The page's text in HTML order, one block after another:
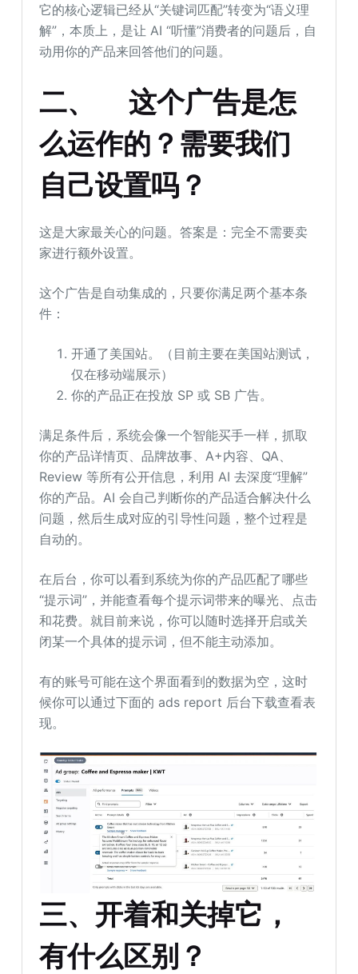
它的核心逻辑已经从“关键词匹配”转变为“语义理
解”，本质上，是让 AI “听懂”消费者的问题后，自
动用你的产品来回答他们的问题。
二、这个广告是怎
么运作的？需要我们
自己设置吗？
这是大家最关心的问题。答案是：完全不需要卖
家进行额外设置。
这个广告是自动集成的，只要你满足两个基本条
件：
开通了美国站。（目前主要在美国站测试，
仅在移动端展示）
你的产品正在投放 SP 或 SB 广告。
满足条件后，系统会像一个智能买手一样，抓取
你的产品详情页、品牌故事、A+内容、QA、
Review 等所有公开信息，利用 AI 去深度“理解”
你的产品。AI 会自己判断你的产品适合解决什么
问题，然后生成对应的引导性问题，整个过程是
自动的。
在后台，你可以看到系统为你的产品匹配了哪些
“提示词”，并能查看每个提示词带来的曝光、点击
和花费。就目前来说，你可以随时选择开启或关
闭某一个具体的提示词，但不能主动添加。
有的账号可能在这个界面看到的数据为空，这时
候你可以通过下面的 ads report 后台下载查看表
现。
三、开着和关掉它，
有什么区别？